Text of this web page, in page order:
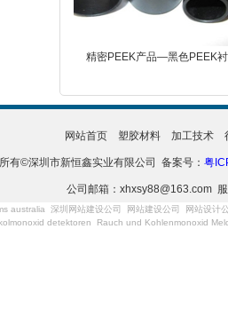
精密PEEK产品—黑色PEEK
网站首页 塑胶材料 加工技术
有©深圳市新恒鑫实业有限公司 备案号： 粤
公司邮箱：xhxsy88@163.com
australia 深圳网站建设公司 网站建设公司
网站设计
detektoren Rauch und Kohlenmonoxid